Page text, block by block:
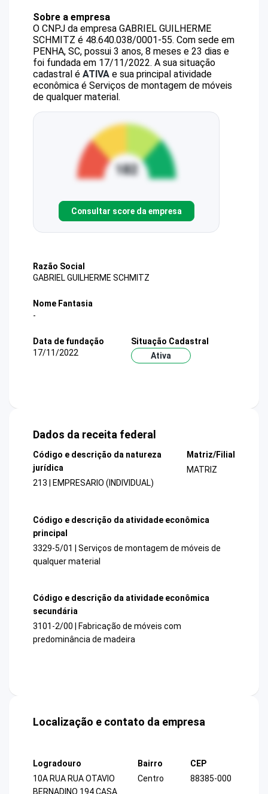
Sobre a empresa
O CNPJ da empresa GABRIEL GUILHERME
SCHMITZ é 48.640.038/0001-55. Com sede em
PENHA, SC, possui 3 anos, 8 meses e 23 dias e
foi fundada em 17/11/2022. A sua situação
cadastral é ATIVA e sua principal atividade
econômica é Serviços de montagem de móveis
de qualquer material.
Consultar score da empresa
Razão Social
GABRIEL GUILHERME SCHMITZ
Nome Fantasia
-
Data de fundação
17/11/2022
Situação Cadastral
Ativa
Dados da receita federal
Código e descrição da natureza
jurídica
213 | EMPRESARIO (INDIVIDUAL)
Matriz/Filial
MATRIZ
Código e descrição da atividade econômica
principal
3329-5/01 | Serviços de montagem de móveis de
qualquer material
Código e descrição da atividade econômica
secundária
3101-2/00 | Fabricação de móveis com
predominância de madeira
Localização e contato da empresa
Logradouro
10A RUA RUA OTAVIO
BERNADINO 194 CASA
Bairro
Centro
CEP
88385-000